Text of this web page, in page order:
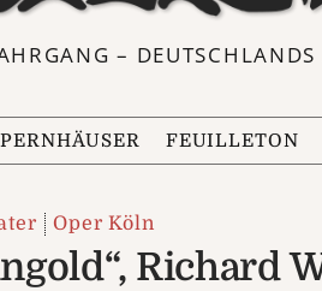
–
FEUILLETON
Oper Köln
Richard